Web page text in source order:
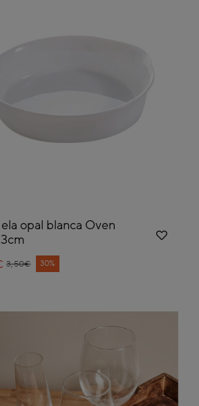
opal blanca Oven
Price reduced from
3,50€
to 30%